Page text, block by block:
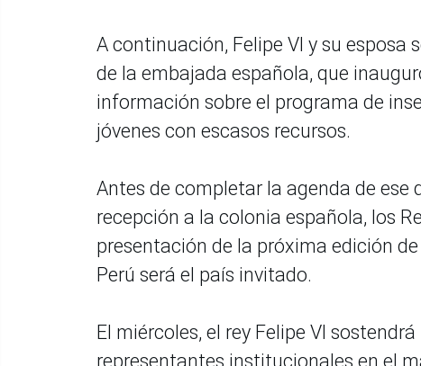
A continuación, Felipe VI y su esposa
de la embajada española, que
información sobre el programa de
jóvenes con escasos recursos.
Antes de completar la agenda de
recepción a la colonia española, los
presentación de la próxima edición
Perú será el país invitado.
El miércoles, el rey Felipe VI
representantes institucionales en el